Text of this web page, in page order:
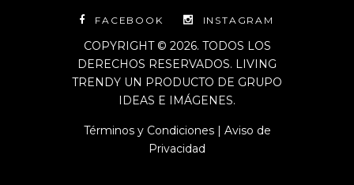
FACEBOOK INSTAGRAM
COPYRIGHT © 2026. TODOS LOS
DERECHOS RESERVADOS. LIVING
TRENDY UN PRODUCTO DE GRUPO
IDEAS E IMÁGENES.
Términos y Condiciones| Aviso de
Privacidad